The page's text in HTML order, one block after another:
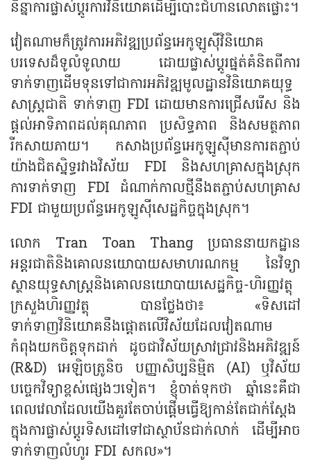
និន្នាការផ្លាស់ប្តូរ​ការ​វិនិយោគដើម្បីបោះជំហានលោត​ផ្លោះ​។
វៀតណាមក៏ត្រូវការអភិវឌ្ឍប្រព័ន្ធអេកូឡូស៊ីវិនិយោគ
បរទេសដ៏ទូលំទូលាយ ដោយផ្លាស់ប្តូរផ្នត់គំនិតពីការ
ទាក់ទាញដើមទុនទៅជាការអភិវឌ្ឍមូលដ្ឋានវិនិយោគយុទ្ធ
សាស្ត្រជាតិ ទាក់ទាញ FDI ដោយមានការ​ជ្រើសរើស និង
ផ្តល់​អាទិភាពដល់គុណភាព ប្រសិទ្ធភាព និងសមត្ថ​ភាព​
រីកសាយភាយ។ កសាង​ប្រព័ន្ធអេកូឡូស៊ីមានការ​តភ្ជាប់
យ៉ាងជិតស្និទ្ធរវាងវិស័យ FDI និងសហគ្រាសក្នុងស្រុក
ការទាក់ទាញ FDI ដំណាក់កាលថ្មីនឹងតភ្ជាប់សហគ្រាស
FDI ជាមួយប្រព័ន្ធអេកូឡូស៊ីសេដ្ឋកិច្ចក្នុងស្រុក។
លោក Tran Toan Thang ប្រធាននាយកដ្ឋាន​
អន្តរជាតិ​និង​គោលនយោបាយសមាហរណកម្ម នៃ​វិទ្យា
ស្ថានយុទ្ធសាស្ត្រនិងគោលនយោបាយសេដ្ឋកិច្ច-ហិរញ្ញវត្ថុ
ក្រសួងហិរញ្ញវត្ថុ បានថ្លែងថា៖ «ទិសដៅ
ទាក់ទាញវិនិយោគនឹងផ្តោតលើវិស័យដែលវៀតណាម
កំពុងយកចិត្តទុកដាក់ ដូចជាវិស័យស្រាវជ្រាវនិងអភិវឌ្ឍន៍
(R&D) អេឡិចត្រូនិច បញ្ញាសិប្បនិម្មិត (AI) ឬវិស័យ
បច្ចេកវិទ្យាខ្ពស់ផ្សេងៗទៀត។ ខ្ញុំចាត់ទុកថា ឆ្នាំនេះគឺជា
ពេលវេលាដែលយើងគួរតែចាប់ផ្តើមធ្វើឱ្យកាន់តែជាក់ស្តែង
ក្នុងការផ្លាស់ប្តូរទិសដៅ​ទៅជាស្ថាប័នជាក់លាក់ ដើម្បីអាច
ទាក់ទាញលំហូរ FDI សកល»។​